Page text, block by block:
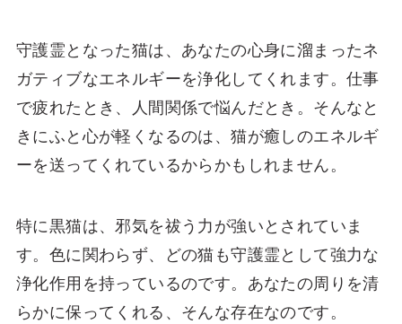
守護霊となった猫は、あなたの心身に溜まったネ
ガティブなエネルギーを浄化してくれます。仕事
で疲れたとき、人間関係で悩んだとき。そんなと
きにふと心が軽くなるのは、猫が癒しのエネルギ
ーを送ってくれているからかもしれません。
特に黒猫は、邪気を祓う力が強いとされていま
す。色に関わらず、どの猫も守護霊として強力な
浄化作用を持っているのです。あなたの周りを清
らかに保ってくれる、そんな存在なのです。